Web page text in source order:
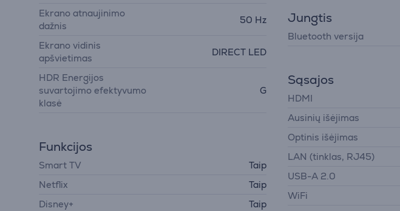
Ekrano atnaujinimo
dažnis
50 Hz
Ekrano vidinis
apšvietimas
DIRECT LED
HDR Energijos
suvartojimo efektyvumo
klasė
G
Funkcijos
Smart TV
Taip
Netflix
Taip
Disney+
Taip
Jungtis
Bluetooth versija
Sąsajos
HDMI
Ausinių išėjimas
Optinis išėjimas
LAN (tinklas, RJ45)
USB-A 2.0
WiFi